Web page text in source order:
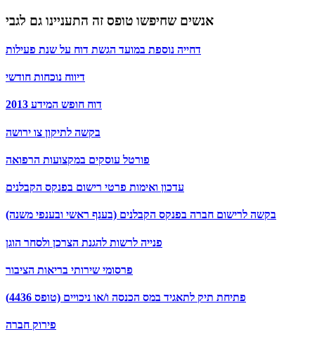
אנשים שחיפשו טופס זה התעניינו גם לגבי
דחייה נוספת במועד הגשת דוח על שנת פעילות
דיווח נוכחות חודשי
דוח חופש המידע 2013
בקשה לתיקון צו ירושה
פורטל עוסקים במקצועות הרפואה
עדכון ואימות פרטי רישום בפנקס הקבלנים
בקשה לרישום חברה בפנקס הקבלנים (בענף ראשי ובענפי משנה)
פנייה לרשות להגנת הצרכן ולסחר הוגן
פרסומי שירותי בריאות הציבור
פתיחת תיק לתאגיד במס הכנסה ו/או ניכויים (טופס 4436)
פירוק חברה